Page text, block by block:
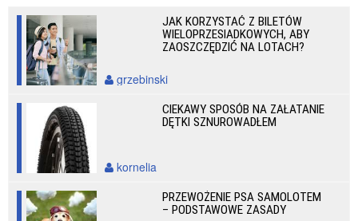
JAK KORZYSTAĆ Z BILETÓW
WIELOPRZESIADKOWYCH, ABY
ZAOSZCZĘDZIĆ NA LOTACH?
grzebinski
CIEKAWY SPOSÓB NA ZAŁATANIE
DĘTKI SZNUROWADŁEM
kornelia
PRZEWOŻENIE PSA SAMOLOTEM
– PODSTAWOWE ZASADY